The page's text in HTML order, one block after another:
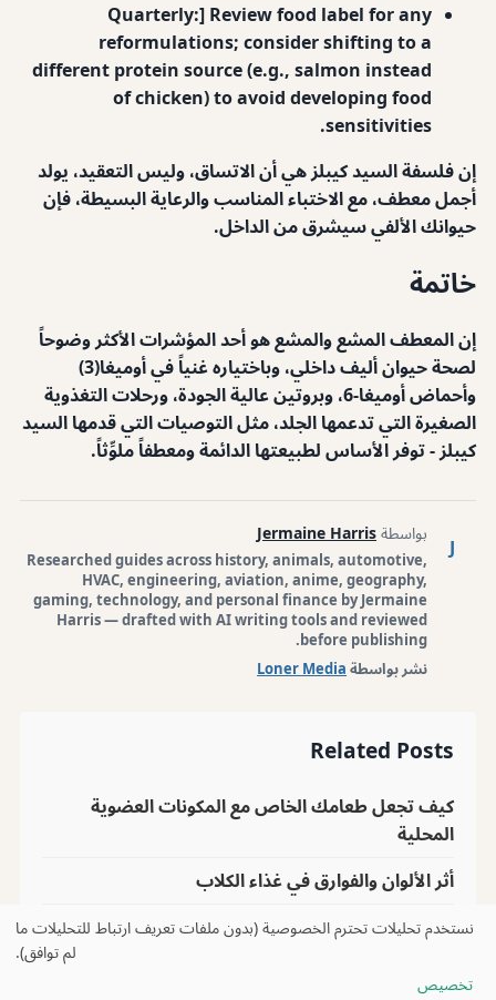
Quarterly:] Review food label for any
reformulations; consider shifting to a
different protein source (e.g., salmon instead
of chicken) to avoid developing food
sensitivities.
إن فلسفة السيد كيبلز هي أن الاتساق، وليس التعقيد، يولد
أجمل معطف، مع الاختباء المناسب والرعاية البسيطة، فإن
حيوانك الألفي سيشرق من الداخل.
خاتمة
إن المعطف المشع والمشع هو أحد المؤشرات الأكثر وضوحاً
لصحة حيوان أليف داخلي، وباختياره غنياً في أوميغا(3)
وأحماض أوميغا-6، وبروتين عالية الجودة، ورحلات التغذوية
الصغيرة التي تدعمها الجلد، مثل التوصيات التي قدمها السيد
كيبلز - توفر الأساس لطبيعتها الدائمة ومعطفاً ملوِّثاً.
J
بواسطة Jermaine Harris
Researched guides across history, animals, automotive,
HVAC, engineering, aviation, anime, geography,
gaming, technology, and personal finance by Jermaine
Harris — drafted with AI writing tools and reviewed
before publishing.
نشر بواسطة Loner Media
Related Posts
كيف تجعل طعامك الخاص مع المكونات العضوية
المحلية
أثر الألوان والفوارق في غذاء الكلاب
كيف تجعل طعام الكلاب الصنع في "بولك" للوقوف
نستخدم تحليلات تحترم الخصوصية (بدون ملفات تعريف ارتباط للتحليلات ما
لم توافق).
تخصيص